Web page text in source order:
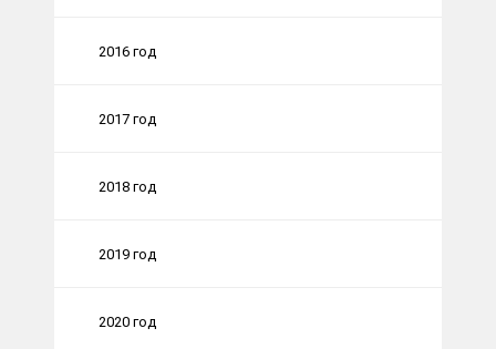
2016 год
2017 год
2018 год
2019 год
2020 год